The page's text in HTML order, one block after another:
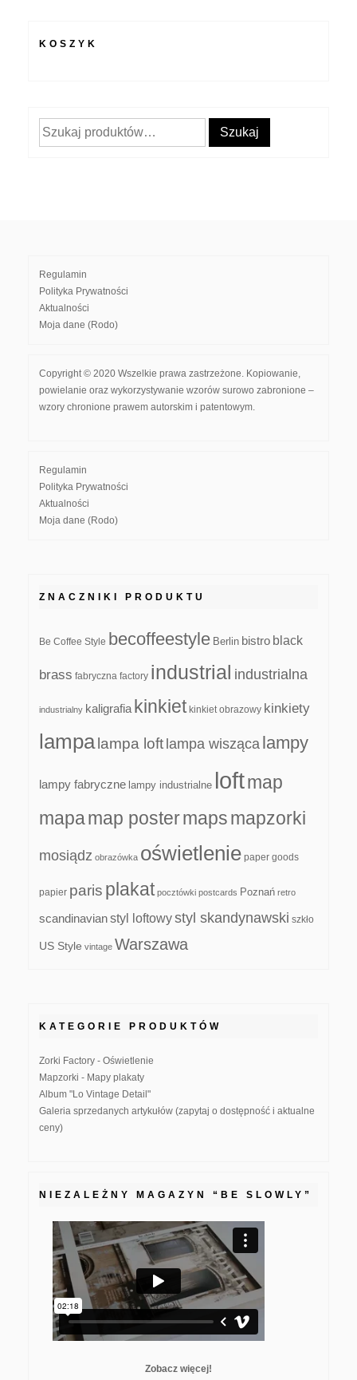
KOSZYK
Szukaj: Szukaj
Regulamin
Polityka Prywatności
Aktualności
Moja dane (Rodo)
Copyright © 2020 Wszelkie prawa zastrzeżone. Kopiowanie,
powielanie oraz wykorzystywanie wzorów surowo zabronione –
wzory chronione prawem autorskim i patentowym.
Regulamin
Polityka Prywatności
Aktualności
Moja dane (Rodo)
ZNACZNIKI PRODUKTU
Be Coffee Style becoffeestyle Berlin bistro black
brass fabryczna factory industrial industrialna
industrialny kaligrafia kinkiet kinkiet obrazowy kinkiety
lampa lampa loft lampa wisząca lampy
lampy fabryczne lampy industrialne loftmap
mapamap postermapsmapzorki
mosiądz obrazówka oświetlenie paper goods
papier paris plakat pocztówki postcards Poznań retro
scandinavianstyl loftowystyl skandynawski szkło
US Style vintage Warszawa
KATEGORIE PRODUKTÓW
Zorki Factory - Oświetlenie
Mapzorki - Mapy plakaty
Album "Lo Vintage Detail"
Galeria sprzedanych artykułów (zapytaj o dostępność i aktualne
ceny)
NIEZALEŻNY MAGAZYN “BE SLOWLY”
Zobacz więcej!